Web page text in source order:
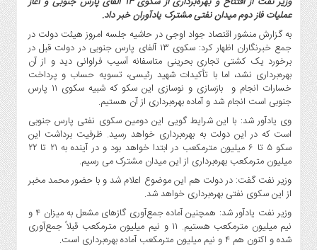
آوری
بانک
،
بیمه
و
ارز
دیجیتال
کشاورزی
و
صنایع
غذایی
سیاسی
و
بین
الملل
عملیات فاز دوم میدان نفتی مشترک یادآوران خبر داد.
به گزارش منشور اقتصاد جواد اوجی در حاشیه جلسه امروز هیئت دولت در
جمع خبرنگاران اظهار کرد: سکوی ۱۳ آلفای پارس جنوبی در دولت قبل در
برخورد یک کشتی تجاری بحرینی متاسفانه آسیب فراوانی دید و از آن
بهره‌برداری نشد، اما با تأکیدات شهید رئیسی، تسویه حساب و پرداخت
خسارات انجام و بازسازی و نوسازی این سکو که شبیه سکوی ۱۱ پارس
جنوبی است انجام شد و آماده بهره‌برداری از آن هستیم.
وی یادآور شد: با این شرایط گویی این دومین سکوی نفتی پارس جنوبی
است که در این دولت به بهره‌برداری خواهد رسید. ظرفیت برداشت این
سکو ۵ تا ۶ میلیون مترمکعب در ابتدا خواهد بود و در آینده به ۲۱ تا ۲۲
میلیون مترمکعب بهره‌برداری از این میدان مشترک می رسیم.
وزیر نفت گفت: در دولت هم این موضوع اعلام شد و با حضور محمد مخبر
از این سکوی نفتی بهره‌برداری خواهد شد.
وزیر نفت یادآور شد: همچنین آماده جمع‌آوری گازهای مشعل به میزان ۴ و
نیم میلیون مترمکعب هستیم. ۱۱ و نیم میلیون مترمکعب قبلاً جمع‌آوری
شده و اکنون هم ۴ و نیم میلیون مترمکعب آماده بهره‌برداری است.